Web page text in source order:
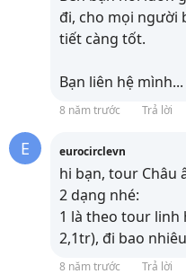
đi, cho mọi người
tiết càng tốt.
Bạn liên hệ mình...
8 năm trước Trả lời
E eurocirclevn
hi bạn, tour Châu
2 dạng nhé:
1 là theo tour linh
2,1tr), đi bao
8 năm trước Trả lời